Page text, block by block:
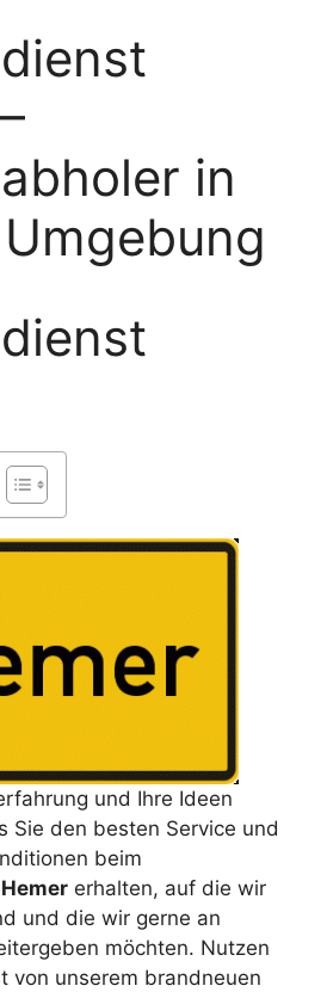
in
und Ihre Ideen
Sie den besten Service und
beim
erhalten, auf die wir
und die wir gerne an
möchten. Nutzen
von unserem brandneuen